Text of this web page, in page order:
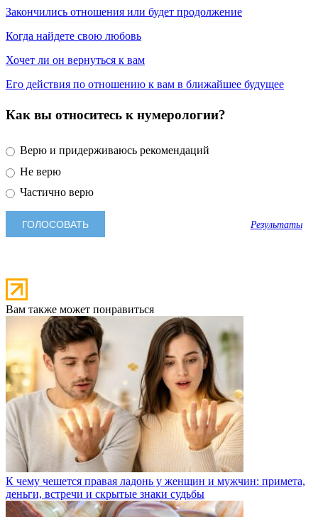
Закончились отношения или будет продолжение
Когда найдете свою любовь
Хочет ли он вернуться к вам
Его действия по отношению к вам в ближайшее будущее
Как вы относитесь к нумерологии?
Верю и придерживаюсь рекомендаций
Не верю
Частично верю
Результаты
Вам также может понравиться
К чему чешется правая ладонь у женщин и мужчин: примета,
деньги, встречи и скрытые знаки судьбы